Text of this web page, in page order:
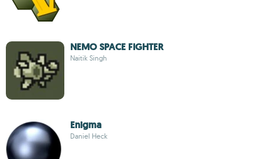
NEMO SPACE FIGHTER
Naitik Singh
Enigma
Daniel Heck